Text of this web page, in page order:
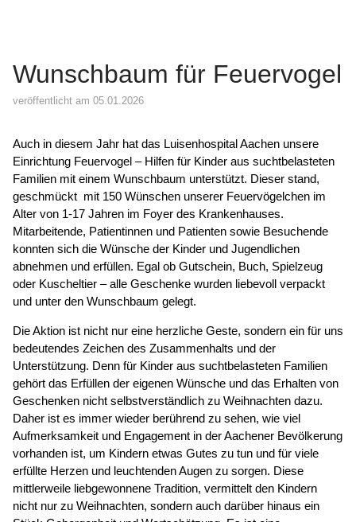
Wunschbaum für Feuervogel
veröffentlicht am 05.01.2026
Auch in diesem Jahr hat das Luisenhospital Aachen unsere
Einrichtung Feuervogel – Hilfen für Kinder aus suchtbelasteten
Familien mit einem Wunschbaum unterstützt. Dieser stand,
geschmückt mit 150 Wünschen unserer Feuervögelchen im
Alter von 1-17 Jahren im Foyer des Krankenhauses.
Mitarbeitende, Patientinnen und Patienten sowie Besuchende
konnten sich die Wünsche der Kinder und Jugendlichen
abnehmen und erfüllen. Egal ob Gutschein, Buch, Spielzeug
oder Kuscheltier – alle Geschenke wurden liebevoll verpackt
und unter den Wunschbaum gelegt.
Die Aktion ist nicht nur eine herzliche Geste, sondern ein für uns
bedeutendes Zeichen des Zusammenhalts und der
Unterstützung. Denn für Kinder aus suchtbelasteten Familien
gehört das Erfüllen der eigenen Wünsche und das Erhalten von
Geschenken nicht selbstverständlich zu Weihnachten dazu.
Daher ist es immer wieder berührend zu sehen, wie viel
Aufmerksamkeit und Engagement in der Aachener Bevölkerung
vorhanden ist, um Kindern etwas Gutes zu tun und für viele
erfüllte Herzen und leuchtenden Augen zu sorgen. Diese
mittlerweile liebgewonnene Tradition, vermittelt den Kindern
nicht nur zu Weihnachten, sondern auch darüber hinaus ein